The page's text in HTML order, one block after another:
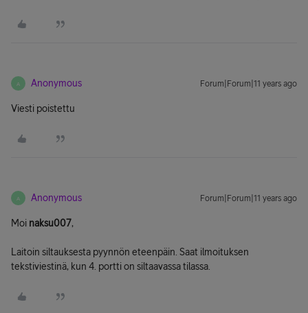
A Anonymous Forum|Forum|11 years ago
Viesti poistettu
A Anonymous Forum|Forum|11 years ago
Moi naksu007,
Laitoin siltauksesta pyynnön eteenpäin. Saat ilmoituksen
tekstiviestinä, kun 4. portti on siltaavassa tilassa.